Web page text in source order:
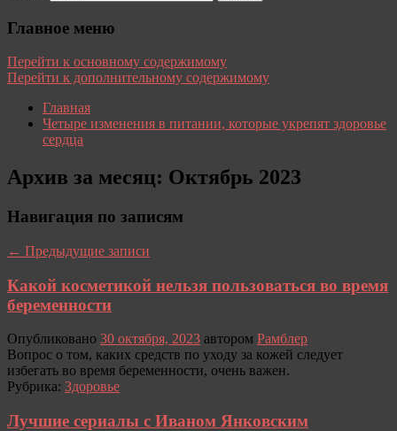
Главное меню
Перейти к основному содержимому
Перейти к дополнительному содержимому
Главная
Четыре изменения в питании, которые укрепят здоровье
сердца
Архив за месяц: Октябрь 2023
Навигация по записям
← Предыдущие записи
Какой косметикой нельзя пользоваться во время
беременности
Опубликовано 30 октября, 2023 автором Рамблер
Вопрос о том, каких средств по уходу за кожей следует
избегать во время беременности, очень важен.
Рубрика: Здоровье
Лучшие сериалы с Иваном Янковским